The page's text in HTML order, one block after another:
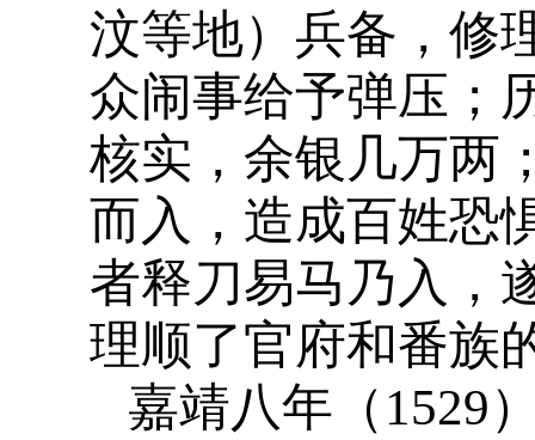
汶等地）兵备，修
众闹事给予弹压；
核实，余银几万两
而入，造成百姓恐
者释刀易马乃入，
理顺了官府和番族
嘉靖八年（1529